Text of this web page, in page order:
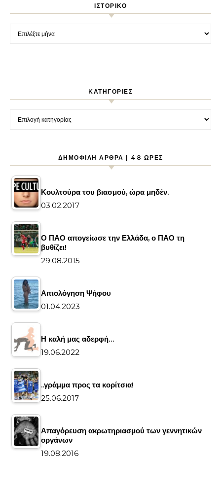
ΙΣΤΟΡΙΚΌ
Ιστορικό
KΑΤΗΓΟΡΊΕΣ
Kατηγορίες
ΔΗΜΟΦΙΛΉ ΆΡΘΡΑ | 48 ΏΡΕΣ
Κουλτούρα του βιασμού, ώρα μηδέν.
03.02.2017
Ο ΠΑΟ απογείωσε την Ελλάδα, ο ΠΑΟ τη
βυθίζει!
29.08.2015
Αιτιολόγηση Ψήφου
01.04.2023
Η καλή μας αδερφή…
19.06.2022
..γράμμα προς τα κορίτσια!
25.06.2017
Απαγόρευση ακρωτηριασμού των γεννητικών
οργάνων
19.08.2016